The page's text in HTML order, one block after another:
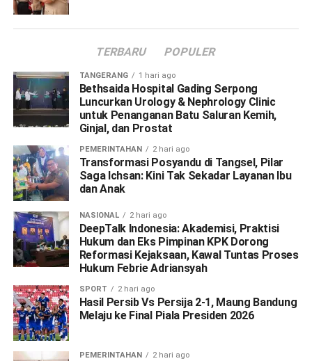
TERBARU POPULER
TANGERANG 1 hari ago
Bethsaida Hospital Gading Serpong
Luncurkan Urology & Nephrology Clinic
untuk Penanganan Batu Saluran Kemih,
Ginjal, dan Prostat
PEMERINTAHAN 2 hari ago
Transformasi Posyandu di Tangsel, Pilar
Saga Ichsan: Kini Tak Sekadar Layanan Ibu
dan Anak
NASIONAL 2 hari ago
DeepTalk Indonesia: Akademisi, Praktisi
Hukum dan Eks Pimpinan KPK Dorong
Reformasi Kejaksaan, Kawal Tuntas Proses
Hukum Febrie Adriansyah
SPORT 2 hari ago
Hasil Persib Vs Persija 2-1, Maung Bandung
Melaju ke Final Piala Presiden 2026
PEMERINTAHAN 2 hari ago